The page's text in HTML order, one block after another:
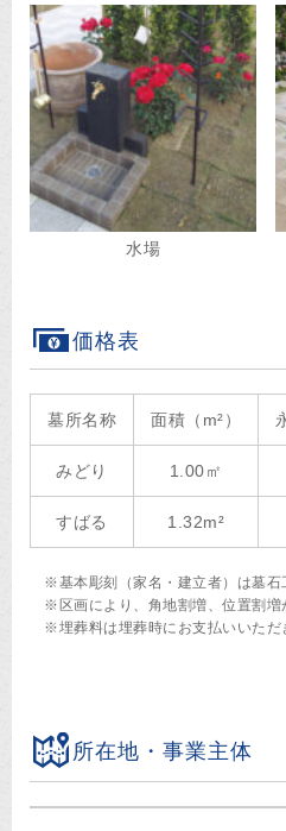
水場
価格表
墓所名称 面積（m²）
みどり 1.00㎡
すばる 1.32m²
※基本彫刻（家名・建立者）は墓石
※区画により、角地割増、位置割増
※埋葬料は埋葬時にお支払いいただ
所在地・事業主体